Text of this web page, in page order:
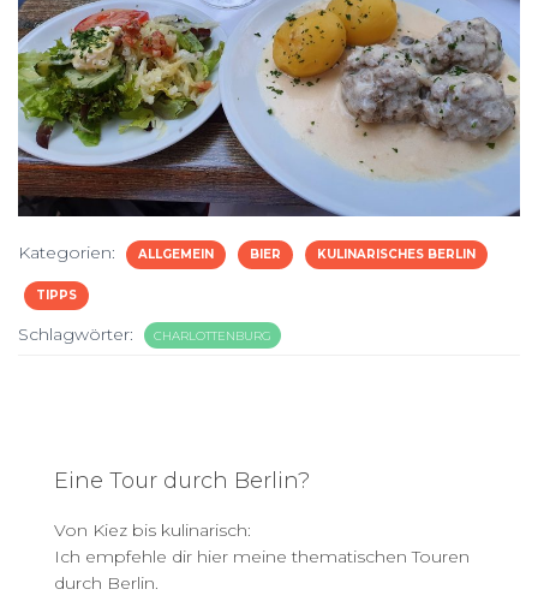
Kategorien: ALLGEMEIN BIER KULINARISCHES BERLIN
TIPPS
Schlagwörter: CHARLOTTENBURG
Eine Tour durch Berlin?
Von Kiez bis kulinarisch:
Ich empfehle dir hier meine thematischen Touren
durch Berlin.